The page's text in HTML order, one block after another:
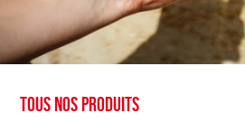
Tous nos produits